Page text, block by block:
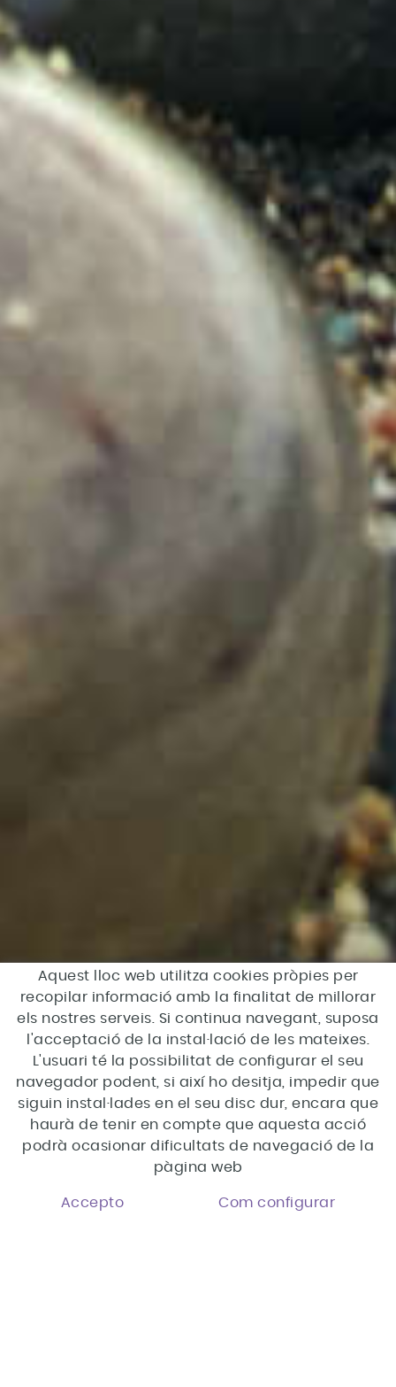
Aquest lloc web utilitza cookies pròpies per
recopilar informació amb la finalitat de millorar
els nostres serveis. Si continua navegant, suposa
l'acceptació de la instal·lació de les mateixes.
L'usuari té la possibilitat de configurar el seu
navegador podent, si així ho desitja, impedir que
siguin instal·lades en el seu disc dur, encara que
haurà de tenir en compte que aquesta acció
podrà ocasionar dificultats de navegació de la
pàgina web
Accepto Com configurar